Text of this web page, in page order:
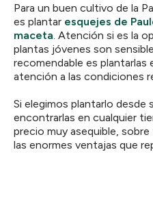
Para un buen cultivo de la
es plantar esquejes de
maceta . Atención si es la
plantas jóvenes son
recomendable es plantarlas
atención a las condiciones
Si elegimos plantarlo desde
encontrarlas en cualquier
precio muy asequible,
las enormes ventajas que